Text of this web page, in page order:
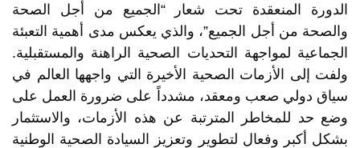
الدورة المنعقدة تحت شعار “الجميع من أجل الصحة
والصحة من أجل الجميع”، والذي يعكس مدى أهمية التعبئة
الجماعية لمواجهة التحديات الصحية الراهنة والمستقبلية.
ولفت إلى الأزمات الصحية الأخيرة التي واجهها العالم في
سياق دولي صعب ومعقد، مشدداً على ضرورة العمل على
وضع حد للمخاطر المترتبة عن هذه الأزمات، والاستثمار
بشكل أكبر وفعال لتطوير وتعزيز السيادة الصحية الوطنية